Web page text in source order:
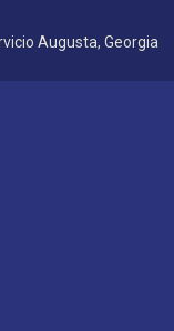
Augusta, Georgia